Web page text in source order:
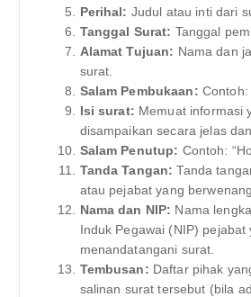
Perihal: Judul atau inti dari
Tanggal Surat: Tanggal
Alamat Tujuan: Nama dan
surat.
Salam Pembukaan: Contoh:
Isi surat: Memuat informasi
disampaikan secara jelas
Salam Penutup: Contoh:
Tanda Tangan: Tanda
atau pejabat yang berwenang.
Nama dan NIP: Nama
Induk Pegawai (NIP) pejabat
menandatangani surat.
Tembusan: Daftar pihak
salinan surat tersebut (bila